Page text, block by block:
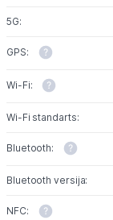
5G:
GPS:
Wi-Fi:
Wi-Fi standarts:
Bluetooth:
Bluetooth versija:
NFC: